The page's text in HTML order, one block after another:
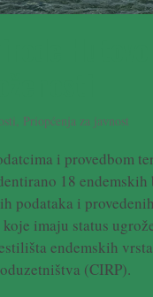
Priopćenja za javnost
i provedbom
18
podataka i
imaju status
endemskih
(CIRP).